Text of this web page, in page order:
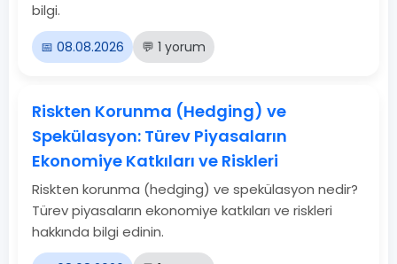
bilgi.
📅 08.08.2026 💬 1 yorum
Riskten Korunma (Hedging) ve
Spekülasyon: Türev Piyasaların
Ekonomiye Katkıları ve Riskleri
Riskten korunma (hedging) ve spekülasyon nedir?
Türev piyasaların ekonomiye katkıları ve riskleri
hakkında bilgi edinin.